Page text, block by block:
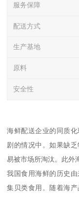
服务保障
配送方式
生产基地
原料
安全性
海鲜配送企业的同质
剧的情况中。如果缺
易被市场所淘汰。此外
我国食用海鲜的历史
集贝类食用。随着海